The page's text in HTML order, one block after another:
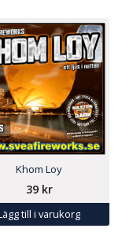
Khom Loy
39 kr
till i varukorg